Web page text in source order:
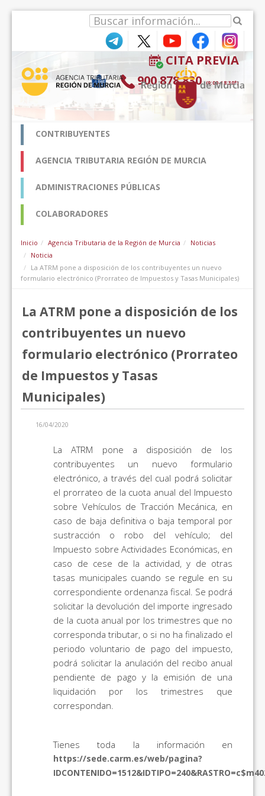
CITA PREVIA
900 878 830 (9:00-18:30*)
CONTRIBUYENTES
AGENCIA TRIBUTARIA REGIÓN DE MURCIA
ADMINISTRACIONES PÚBLICAS
COLABORADORES
Inicio Agencia Tributaria de la Región de Murcia
Noticias
Noticia
La ATRM pone a disposición de los contribuyentes un nuevo
formulario electrónico (Prorrateo de Impuestos y Tasas Municipales)
La ATRM pone a disposición de los
contribuyentes un nuevo
formulario electrónico (Prorrateo
de Impuestos y Tasas
Municipales)
16/04/2020
La ATRM pone a disposición de los
contribuyentes un nuevo formulario
electrónico, a través del cual podrá solicitar
el prorrateo de la cuota anual del Impuesto
sobre Vehículos de Tracción Mecánica, en
caso de baja definitiva o baja temporal por
sustracción o robo del vehículo; del
Impuesto sobre Actividades Económicas, en
caso de cese de la actividad, y de otras
tasas municipales cuando se regule en su
correspondiente ordenanza fiscal. Se podrá
solicitar la devolución del importe ingresado
de la cuota anual por los trimestres que no
corresponda tributar, o si no ha finalizado el
periodo voluntario de pago del impuesto,
podrá solicitar la anulación del recibo anual
pendiente de pago y la emisión de una
liquidación por los trimestres que
correspondan.
Tienes toda la información en
https://sede.carm.es/web/pagina?